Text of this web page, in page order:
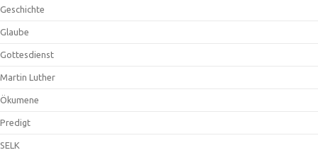
Geschichte
Glaube
Gottesdienst
Martin Luther
Ökumene
Predigt
SELK